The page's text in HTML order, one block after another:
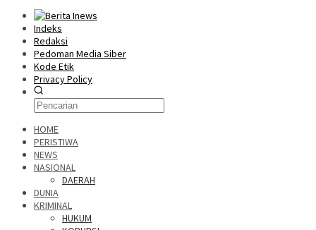
Indeks
Redaksi
Pedoman Media Siber
Kode Etik
Privacy Policy
HOME
PERISTIWA
NEWS
NASIONAL
DAERAH
DUNIA
KRIMINAL
HUKUM